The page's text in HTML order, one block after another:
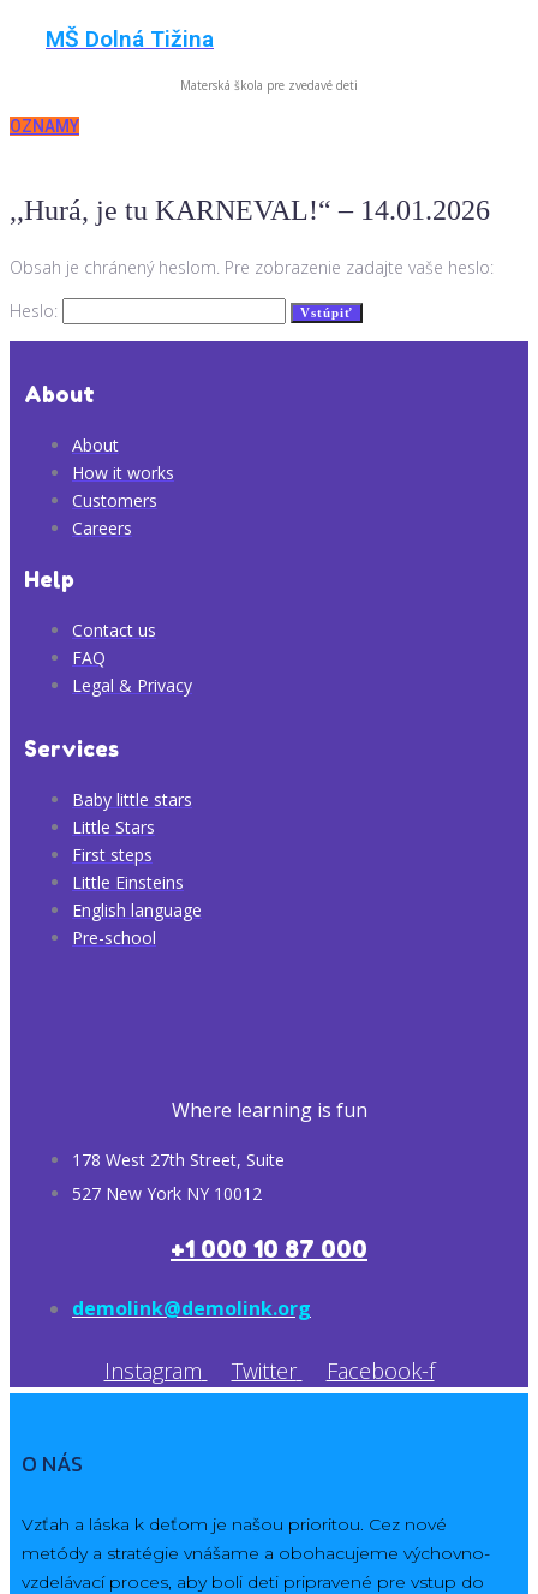
MŠ Dolná Tižina
Materská škola pre zvedavé deti
OZNAMY
,,Hurá, je tu KARNEVAL!“ – 14.01.2026
Obsah je chránený heslom. Pre zobrazenie zadajte vaše heslo:
Heslo:
About
About
How it works
Customers
Careers
Help
Contact us
FAQ
Legal & Privacy
Services
Baby little stars
Little Stars
First steps
Little Einsteins
English language
Pre-school
Where learning is fun
178 West 27th Street, Suite
527 New York NY 10012
+1 000 10 87 000
demolink@demolink.org
Instagram Twitter Facebook-f
O NÁS
Vzťah a láska k deťom je našou prioritou. Cez nové
metódy a stratégie vnášame a obohacujeme výchovno-
vzdelávací proces, aby boli deti pripravené pre vstup do